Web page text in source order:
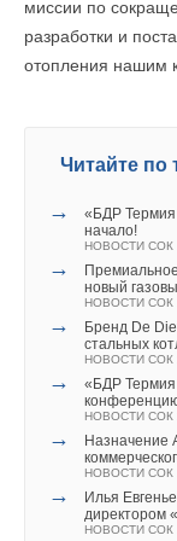
миссии по
разработки и
отопления нашим
Читайте по
→
«БДР Термия
начало!
НОВОСТИ СОК
→
новый
НОВОСТИ СОК
→
Бренд De
стальных
НОВОСТИ СОК
→
«БДР Термия
НОВОСТИ СОК
→
Назначение
НОВОСТИ СОК
→
Илья
директором
НОВОСТИ СОК
Безопасность
Для каждого
международные
является
самих треков, так
размещения
мере отвечает
«Асфальт на
Комментарии
Ваше имя *
Ваш E-mail *
Текст комментария
температура
высоким
мере роста
улавливания,
давно известен и
Идея Орена
не придется
Подходящие
шары
проекта Loon при
весом 150-200 кг
стартапу высоту
навигационную
силу ветра. Шар